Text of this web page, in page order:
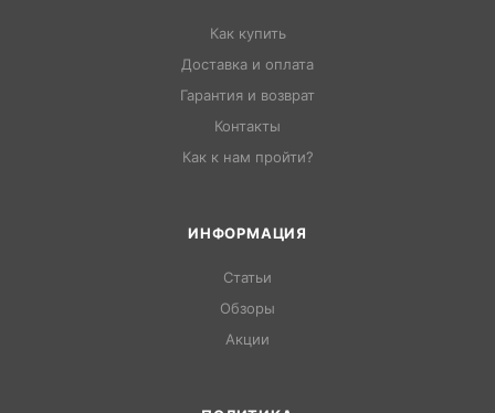
Как купить
Доставка и оплата
Гарантия и возврат
Контакты
Как к нам пройти?
ИНФОРМАЦИЯ
Статьи
Обзоры
Акции